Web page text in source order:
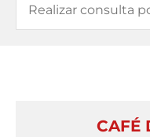
CAFÉ